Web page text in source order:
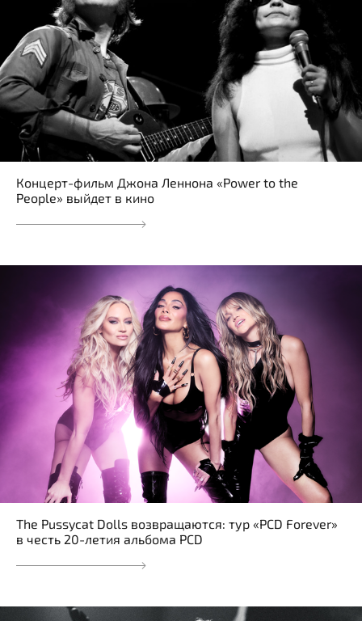
Концерт-фильм Джона Леннона «Power to the
People» выйдет в кино
The Pussycat Dolls возвращаются: тур «PCD Forever»
в честь 20-летия альбома PCD